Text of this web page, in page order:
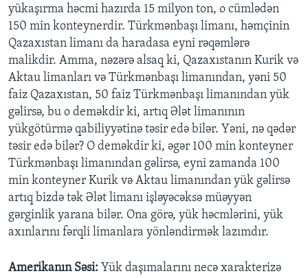
yükaşırma həcmi hazırda 15 milyon ton, o cümlədən
150 min konteynerdir. Türkmənbaşı limanı, həmçinin
Qazaxıstan limanı da haradasa eyni rəqəmlərə
malikdir. Amma, nəzərə alsaq ki, Qazaxıstanın Kurik və
Aktau limanları və Türkmənbaşı limanından, yəni 50
faiz Qazaxıstan, 50 faiz Türkmənbaşı limanından yük
gəlirsə, bu o deməkdir ki, artıq Ələt limanının
yükgötürmə qabiliyyətinə təsir edə bilər. Yəni, nə qədər
təsir edə bilər? O deməkdir ki, əgər 100 min konteyner
Türkmənbaşı limanından gəlirsə, eyni zamanda 100
min konteyner Kurik və Aktau limanından yük gəlirsə
artıq bizdə tək Ələt limanı işləyəcəksə müəyyən
gərginlik yarana bilər. Ona görə, yük həcmlərini, yük
axınlarını fərqli limanlara yönləndirmək lazımdır.
Amerikanın Səsi: Yük daşımalarını necə xarakterizə